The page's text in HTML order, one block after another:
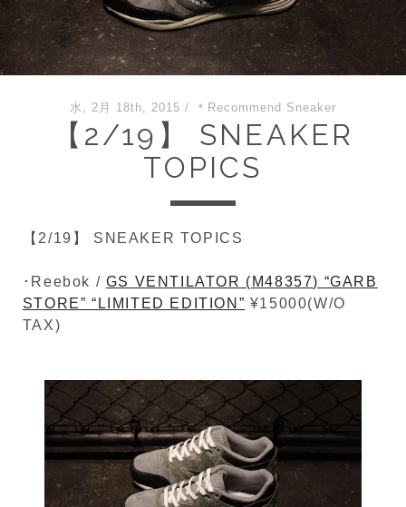
水, 2月 18th, 2015 / ＊Recommend Sneaker
【2/19】 SNEAKER
TOPICS
【2/19】 SNEAKER TOPICS
･Reebok / GS VENTILATOR (M48357) “GARB
STORE” “LIMITED EDITION” ¥15000(W/O
TAX)